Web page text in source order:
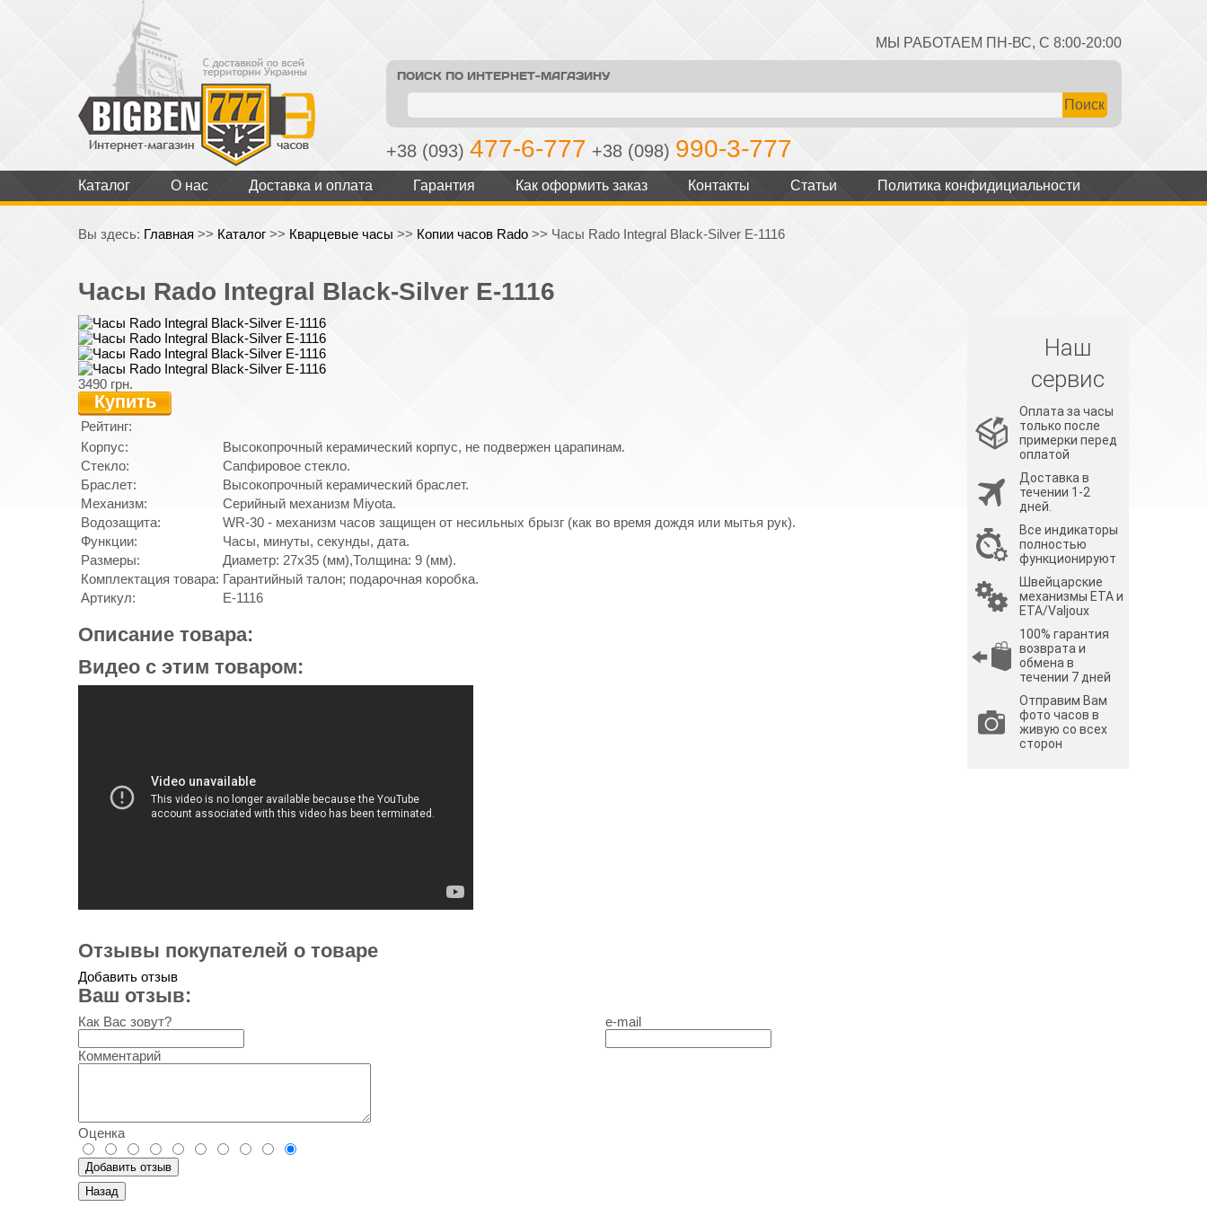
МЫ РАБОТАЕМ ПН-ВС, С 8:00-20:00
ПОИСК ПО ИНТЕРНЕТ-МАГАЗИНУ
+38 (093)477-6-777 +38 (098) 990-3-777
Каталог О нас Доставка и оплата Гарантия Как оформить заказ Контакты Статьи Политика конфидициальности
Вы здесь: Главная >> Каталог >> Кварцевые часы >> Копии часов Rado >> Часы Rado Integral Black-Silver E-1116
Часы Rado Integral Black-Silver E-1116
3490 грн.
Купить
Рейтинг:
Корпус:
Высокопрочный керамический корпус, не подвержен царапинам.
Стекло:
Сапфировое стекло.
Браслет:
Высокопрочный керамический браслет.
Механизм:
Серийный механизм Miyota.
Водозащита:
WR-30 - механизм часов защищен от несильных брызг (как во время дождя или мытья рук).
Функции:
Часы, минуты, секунды, дата.
Размеры:
Диаметр: 27х35 (мм),Толщина: 9 (мм).
Комплектация товара: Гарантийный талон; подарочная коробка.
Артикул:
E-1116
Описание товара:
Видео с этим товаром:
Наш
сервис
Оплата за часы
только после
примерки перед
оплатой
Доставка в
течении 1-2
дней.
Все индикаторы
полностью
функционируют
Швейцарские
механизмы ETA и
ETA/Valjoux
100% гарантия
возврата и
обмена в
течении 7 дней
Отправим Вам
фото часов в
живую со всех
сторон
Отзывы покупателей о товаре
Добавить отзыв
Ваш отзыв:
Как Вас зовут? e-mail
Комментарий
Оценка